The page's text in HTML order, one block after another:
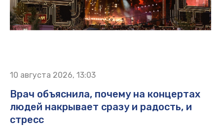
10 августа 2026, 13:03
Врач объяснила, почему на концертах
людей накрывает сразу и радость, и
стресс